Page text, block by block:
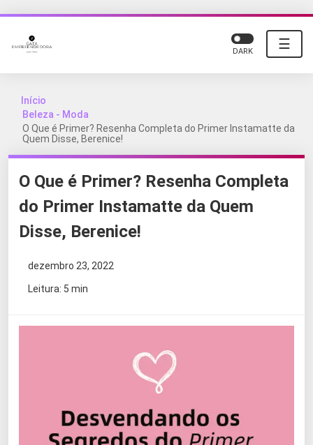
☰
DARK
Início
Beleza - Moda
O Que é Primer? Resenha Completa do Primer Instamatte da
Quem Disse, Berenice!
O Que é Primer? Resenha Completa
do Primer Instamatte da Quem
Disse, Berenice!
dezembro 23, 2022
Leitura: 5 min